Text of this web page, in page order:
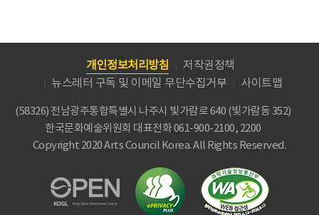
개인정보처리방침
저작권정책
뉴스레터 구독 및 이메일 무단수집거부
사이트맵
(58326) 전남광주통합특별시 나주시 빛가람로 640 (빛가람동 352)
한국문화예술위원회 대표전화 061-900-2100, 2200
Copyright 2020 Arts Council Korea. All Rights Reserved.